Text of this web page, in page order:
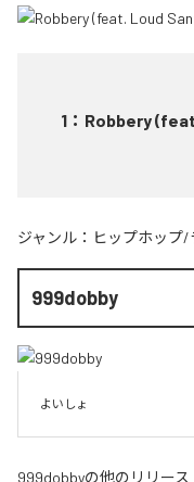
1 ： Robbery
ジャンル： ヒップホップ/
999dobby
よいしょ
999dobbyの他のリリース